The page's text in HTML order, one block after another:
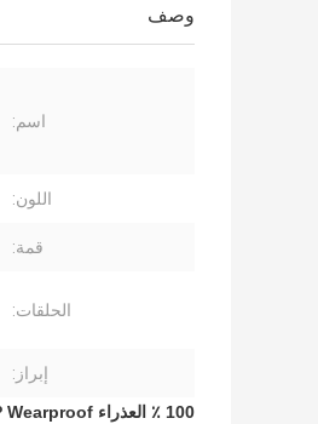
وصف
اسم:
اللون:
قمة:
الحلقات:
إبراز:
100 ٪ العذراء PP Wearproof طوي القابل للتصرف أكياس البولي بروبيلين السائبة